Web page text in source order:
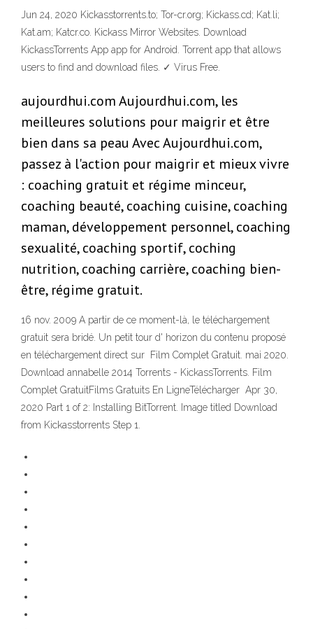
Jun 24, 2020 Kickasstorrents.to; Tor-cr.org; Kickass.cd; Kat.li;
Kat.am; Katcr.co. Kickass Mirror Websites. Download
KickassTorrents App app for Android. Torrent app that allows
users to find and download files. ✓ Virus Free.
aujourdhui.com Aujourdhui.com, les
meilleures solutions pour maigrir et être
bien dans sa peau Avec Aujourdhui.com,
passez à l'action pour maigrir et mieux vivre
: coaching gratuit et régime minceur,
coaching beauté, coaching cuisine, coaching
maman, développement personnel, coaching
sexualité, coaching sportif, coching
nutrition, coaching carrière, coaching bien-
être, régime gratuit.
16 nov. 2009 A partir de ce moment-là, le téléchargement
gratuit sera bridé. Un petit tour d' horizon du contenu proposé
en téléchargement direct sur Film Complet Gratuit. mai 2020.
Download annabelle 2014 Torrents - KickassTorrents. Film
Complet GratuitFilms Gratuits En LigneTélécharger Apr 30,
2020 Part 1 of 2: Installing BitTorrent. Image titled Download
from Kickasstorrents Step 1.